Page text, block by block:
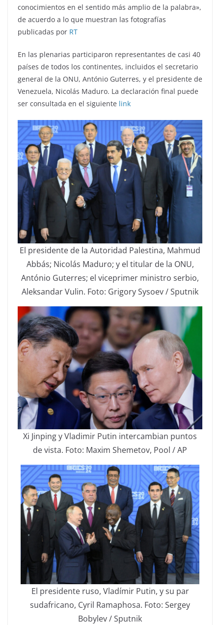
conocimientos en el sentido más amplio de la palabra»,
de acuerdo a lo que muestran las fotografías
publicadas por RT
En las plenarias participaron representantes de casi 40
países de todos los continentes, incluidos el secretario
general de la ONU, António Guterres, y el presidente de
Venezuela, Nicolás Maduro. La declaración final puede
ser consultada en el siguiente link
El presidente de la Autoridad Palestina, Mahmud
Abbás; Nicolás Maduro; y el titular de la ONU,
António Guterres; el viceprimer ministro serbio,
Aleksandar Vulin. Foto: Grigory Sysoev / Sputnik
Xi Jinping y Vladimir Putin intercambian puntos
de vista. Foto: Maxim Shemetov, Pool / AP
El presidente ruso, Vladímir Putin, y su par
sudafricano, Cyril Ramaphosa. Foto: Sergey
Bobylev / Sputnik